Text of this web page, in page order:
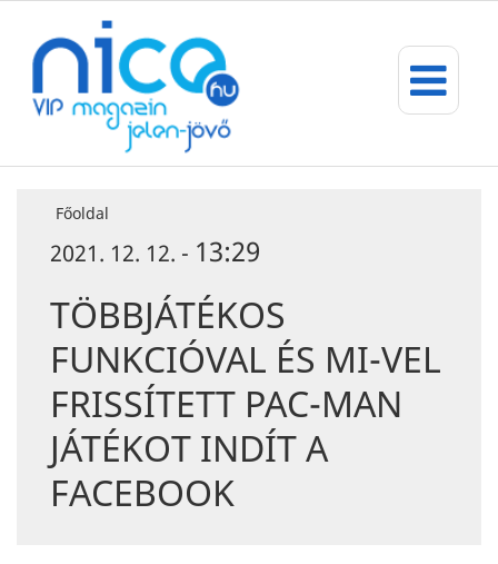
Főoldal
2021. 12. 12. - 13:29
TÖBBJÁTÉKOS
FUNKCIÓVAL ÉS MI-VEL
FRISSÍTETT PAC-MAN
JÁTÉKOT INDÍT A
FACEBOOK